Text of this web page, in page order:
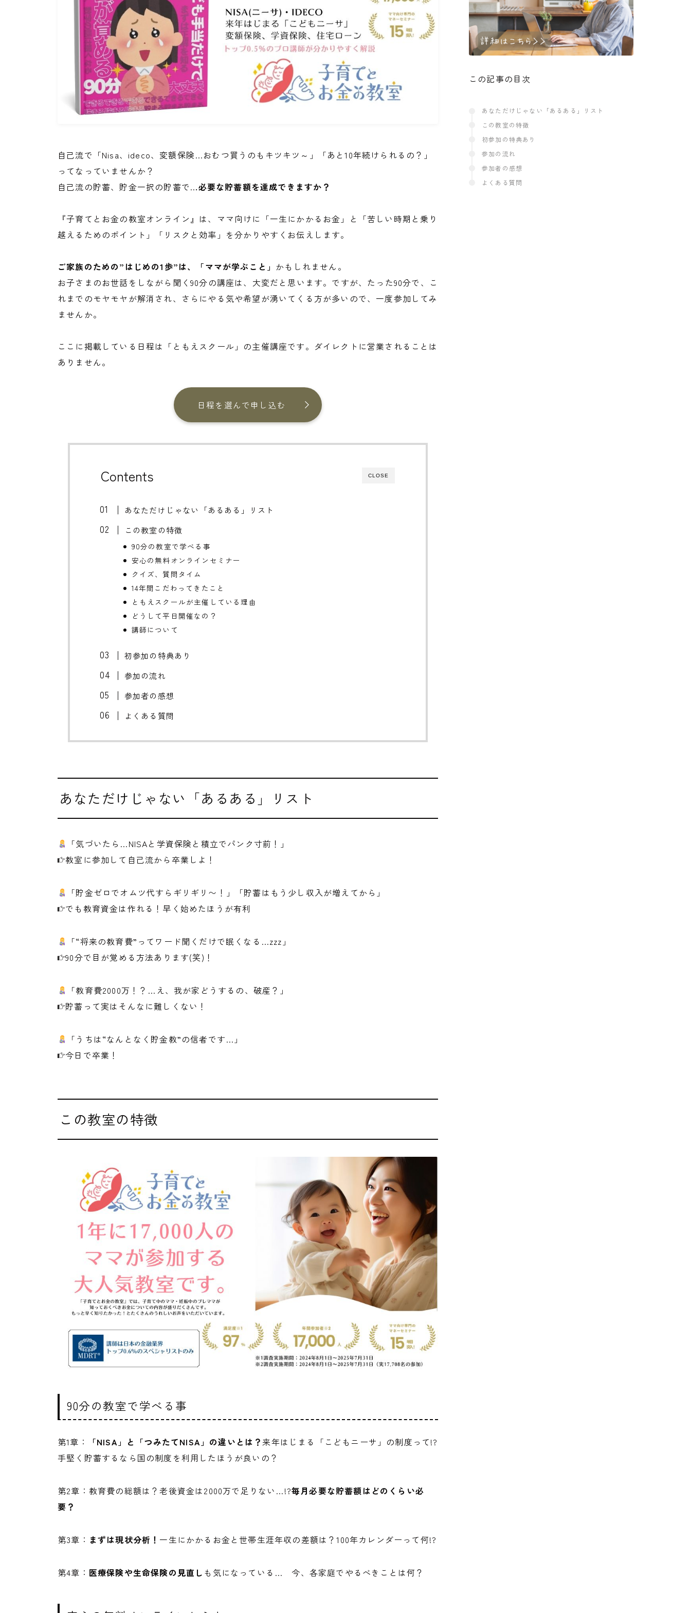
自己流で「Nisa、ideco、変額保険…おむつ買うのもキツキツ～」「あと10年続けられるの？」
ってなっていませんか？
自己流の貯蓄、貯金一択の貯蓄で...必要な貯蓄額を達成できますか？
『子育てとお金の教室オンライン』は、ママ向けに「一生にかかるお金」と「苦しい時期と乗り
越えるためのポイント」「リスクと効率」を分かりやすくお伝えします。
ご家族のための”はじめの1歩”は、「ママが学ぶこと」 かもしれません。
お子さまのお世話をしながら聞く90分の講座は、大変だと思います。ですが、たった90分で、こ
れまでのモヤモヤが解消され、さらにやる気や希望が湧いてくる方が多いので、一度参加してみ
ませんか。
ここに掲載している日程は「ともえスクール」の主催講座です。ダイレクトに営業されることは
ありません。
日程を選んで申し込む
CLOSE
Contents
あなただけじゃない「あるある」リスト
この教室の特徴
90分の教室で学べる事
安心の無料オンラインセミナー
クイズ、質問タイム
14年間こだわってきたこと
ともえスクールが主催している理由
どうして平日開催なの？
講師について
初参加の特典あり
参加の流れ
参加者の感想
よくある質問
あなただけじゃない「あるある」リスト
「気づいたら…NISAと学資保険と積立でパンク寸前！」
教室に参加して自己流から卒業しよ！
「貯金ゼロでオムツ代すらギリギリ〜！」「貯蓄はもう少し収入が増えてから」
でも教育資金は作れる！早く始めたほうが有利
「“将来の教育費”ってワード聞くだけで眠くなる…zzz」
90分で目が覚める方法あります(笑)！
「教育費2000万！？…え、我が家どうするの、破産？」
貯蓄って実はそんなに難しくない！
「うちは“なんとなく貯金教”の信者です…」
今日で卒業！
この教室の特徴
90分の教室で学べる事
第1章： 「NISA」と「つみたてNISA」の違いとは？来年はじまる「こどもニーサ」の制度って!?
手堅く貯蓄するなら国の制度を利用したほうが良いの？
第2章：教育費の総額は？老後資金は2000万で足りない…!?毎月必要な貯蓄額はどのくらい必
要？
第3章： まずは現状分析！ 一生にかかるお金と世帯生涯年収の差額は？100年カレンダーって何!?
第4章： 医療保険や生命保険の見直し も気になっている… 今、各家庭でやるべきことは何？
この記事の目次
あなただけじゃない「あるある」リスト
この教室の特徴
初参加の特典あり
参加の流れ
参加者の感想
よくある質問